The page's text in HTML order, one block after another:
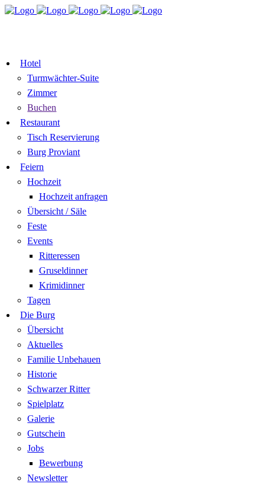
Hotel
Turmwächter-Suite
Zimmer
Buchen
Restaurant
Tisch Reservierung
Burg Proviant
Feiern
Hochzeit
Hochzeit anfragen
Übersicht / Säle
Feste
Events
Ritteressen
Gruseldinner
Krimidinner
Tagen
Die Burg
Übersicht
Aktuelles
Familie Unbehauen
Historie
Schwarzer Ritter
Spielplatz
Galerie
Gutschein
Jobs
Bewerbung
Newsletter